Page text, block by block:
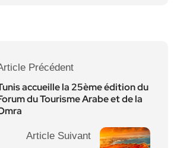
Précédent
accueille la 25ème édition du
du Tourisme Arabe et de la
Article Suivant